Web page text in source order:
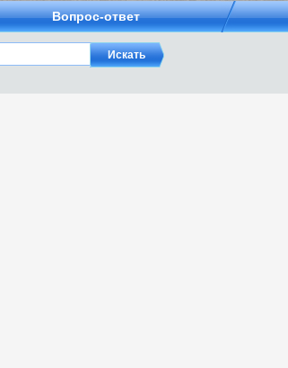
Вопрос-ответ